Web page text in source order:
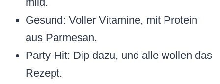
Gesund: Voller Vitamine, mit Protein
aus Parmesan.
Party-Hit: Dip dazu, und alle wollen das
Rezept.